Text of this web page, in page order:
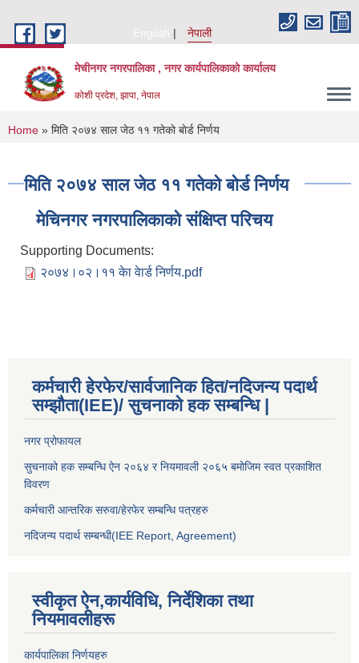
English
नेपाली
मेचीनगर नगरपालिका , नगर कार्यपालिकाको कार्यालय
कोशी प्रदेश, झापा, नेपाल
You are here
Home » मिति २०७४ साल जेठ ११ गतेकाे बाेर्ड निर्णय
मिति २०७४ साल जेठ ११ गतेकाे बाेर्ड निर्णय
मेचिनगर नगरपालिकाको संक्षिप्‍त परिचय
Supporting Documents:
२०७४।०२।११ केा वेार्ड निर्णय.pdf
कर्मचारी हेरफेर/सार्वजानिक हित/नदिजन्य पदार्थ
सम्झौता(IEE)/ सुचनाको हक सम्बन्धि |
नगर प्रोफायल
सुचनाको हक सम्बन्धि ऐन २०६४ र नियमावली २०६५ बमोजिम स्वत प्रकाशित
विवरण
कर्मचारी आन्तरिक सरुवा/हेरफेर सम्बन्धि पत्रहरु
नदिजन्य पदार्थ सम्बन्धी(IEE Report, Agreement)​
स्वीकृत ऐन,कार्यविधि, निर्देशिका तथा
नियमावलीहरू
कार्यपालिका निर्णयहरु